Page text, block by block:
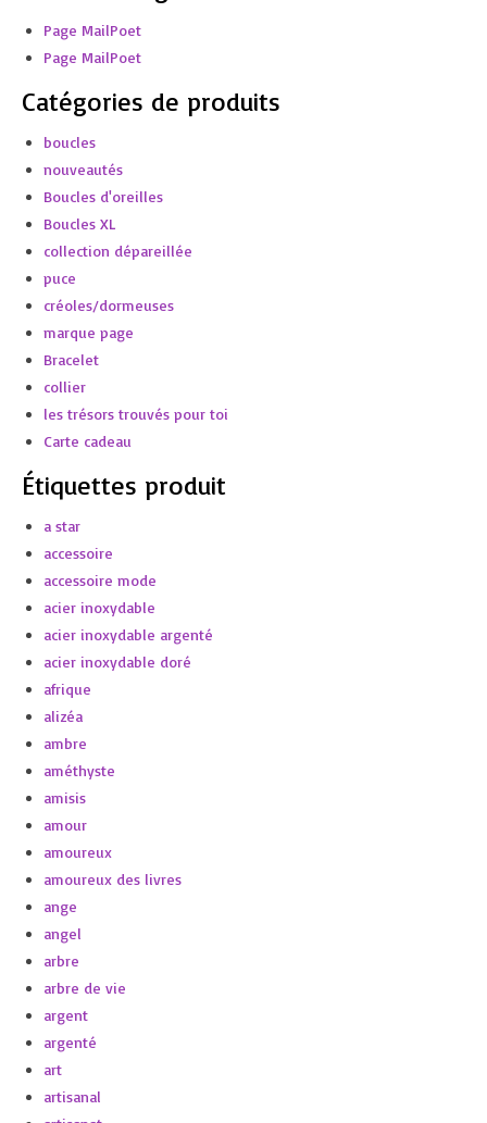
Page MailPoet
Page MailPoet
Catégories de produits
boucles
nouveautés
Boucles d'oreilles
Boucles XL
collection dépareillée
puce
créoles/dormeuses
marque page
Bracelet
collier
les trésors trouvés pour toi
Carte cadeau
Étiquettes produit
a star
accessoire
accessoire mode
acier inoxydable
acier inoxydable argenté
acier inoxydable doré
afrique
alizéa
ambre
améthyste
amisis
amour
amoureux
amoureux des livres
ange
angel
arbre
arbre de vie
argent
argenté
art
artisanal